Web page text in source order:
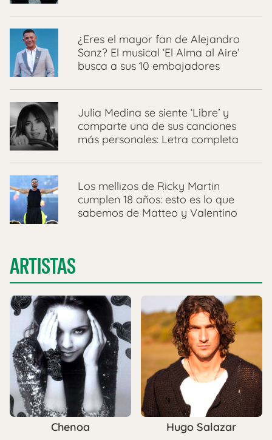
¿Eres el mayor fan de Alejandro
Sanz? El musical ‘El Alma al Aire’
busca a sus 10 embajadores
Julia Medina se siente ‘Libre’ y
comparte una de sus canciones
más personales: Letra completa
Los mellizos de Ricky Martin
cumplen 18 años: esto es lo que
sabemos de Matteo y Valentino
ARTISTAS
Chenoa Hugo Salazar